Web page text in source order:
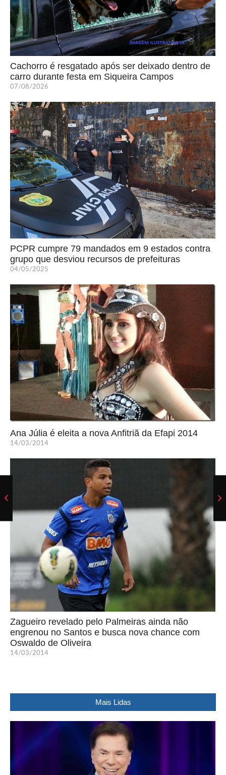
Cachorro é resgatado após ser deixado dentro de
carro durante festa em Siqueira Campos
07/08/2026
PCPR cumpre 79 mandados em 9 estados contra
grupo que desviou recursos de prefeituras
04/05/2025
Ana Júlia é eleita a nova Anfitriã da Efapi 2014
14/03/2014
Zagueiro revelado pelo Palmeiras ainda não
engrenou no Santos e busca nova chance com
Oswaldo de Oliveira
14/03/2014
Mais Lidas